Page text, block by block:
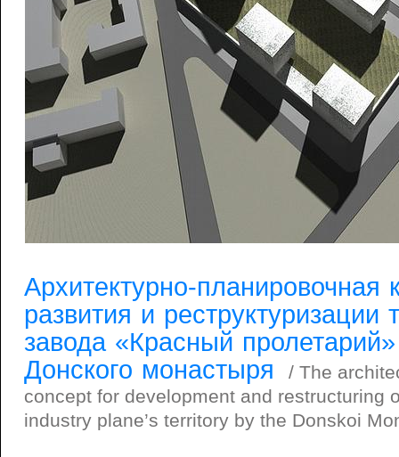
Архитектурно-планировочная
развития и реструктуризации
завода «Красный
Донского монастыря
/ The
concept for development and restructuring
industry plane’s territory by the Donskoi